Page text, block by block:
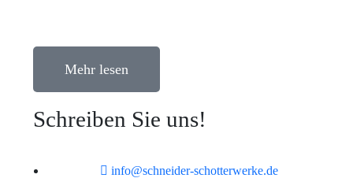
Mehr lesen
Schreiben Sie uns!
info@schneider-schotterwerke.de